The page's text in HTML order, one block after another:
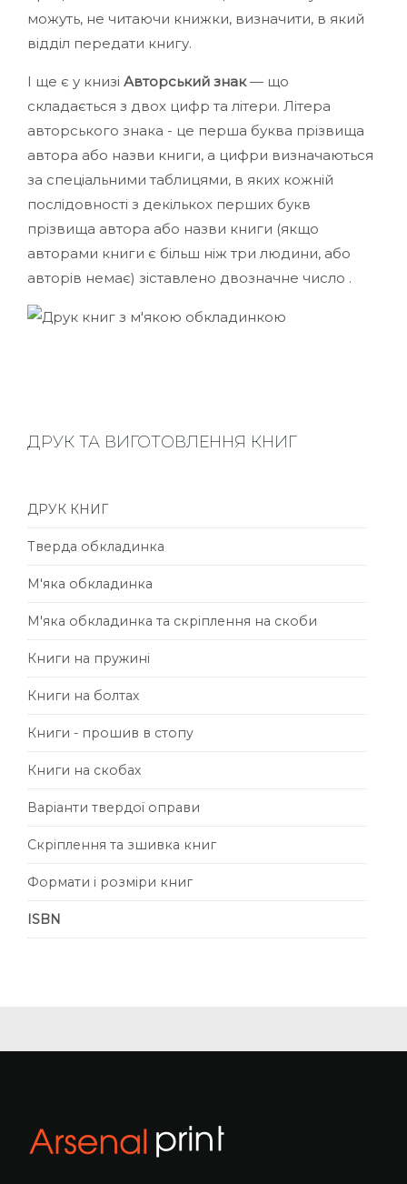
можуть, не читаючи книжки, визначити, в який
відділ передати книгу.
І ще є у книзі Авторський знак— що
складається з двох цифр та літери. Літера
авторського знака - це перша буква прізвища
автора або назви книги, а цифри визначаються
за спеціальними таблицями, в яких кожній
послідовності з декількох перших букв
прізвища автора або назви книги (якщо
авторами книги є більш ніж три людини, або
авторів немає) зіставлено двозначне число .
ДРУК ТА ВИГОТОВЛЕННЯ КНИГ
ДРУК КНИГ
Тверда обкладинка
М'яка обкладинка
М'яка обкладинка та скріплення на скоби
Книги на пружині
Книги на болтах
Книги - прошив в стопу
Книги на скобах
Варіанти твердої оправи
Скріплення та зшивка книг
Формати і розміри книг
ISBN